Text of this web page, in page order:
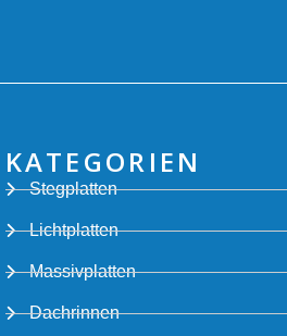
KATEGORIEN
Stegplatten
Lichtplatten
Massivplatten
Dachrinnen